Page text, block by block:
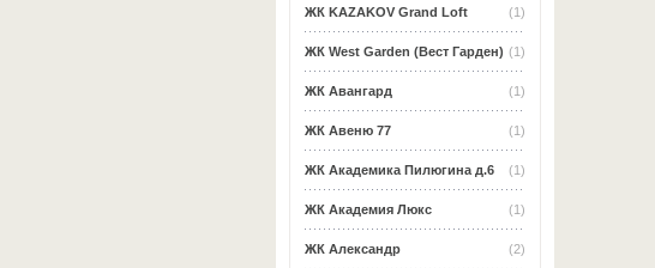
(1)
ЖК KAZAKOV Grand Loft
(1)
ЖК West Garden (Вест Гарден)
(1)
ЖК Авангард
(1)
ЖК Авеню 77
(1)
ЖК Академика Пилюгина д.6
(1)
ЖК Академия Люкс
(2)
ЖК Александр